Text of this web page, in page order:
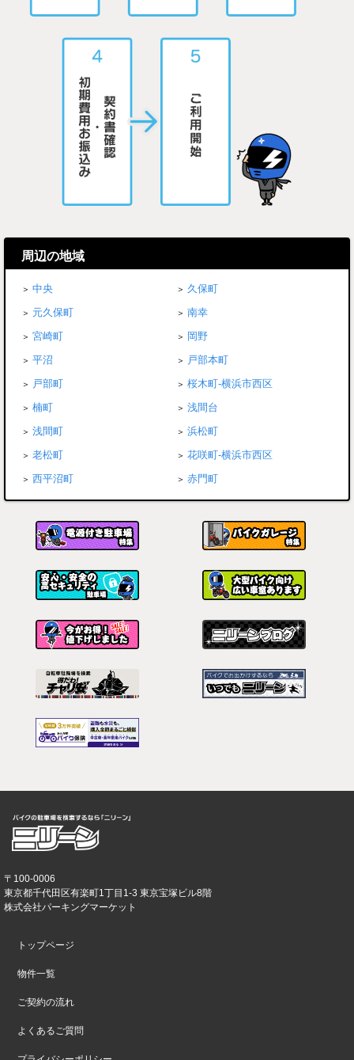
周辺の地域
中央
久保町
元久保町
南幸
宮崎町
岡野
平沼
戸部本町
戸部町
桜木町-横浜市西区
楠町
浅間台
浅間町
浜松町
老松町
花咲町-横浜市西区
西平沼町
赤門町
〒100-0006
東京都千代田区有楽町1丁目1-3 東京宝塚ビル8階
株式会社パーキングマーケット
トップページ
物件一覧
ご契約の流れ
よくあるご質問